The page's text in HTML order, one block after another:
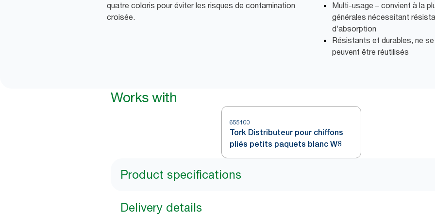
quatre coloris pour éviter les risques de contamination
croisée.
Multi-usage – convient à la
générales nécessitant
d’absorption
Résistants et durables, ne
peuvent être réutilisés
Works with
655100
Tork Distributeur pour chiffons
pliés petits paquets blanc W8
Product specifications
Delivery details